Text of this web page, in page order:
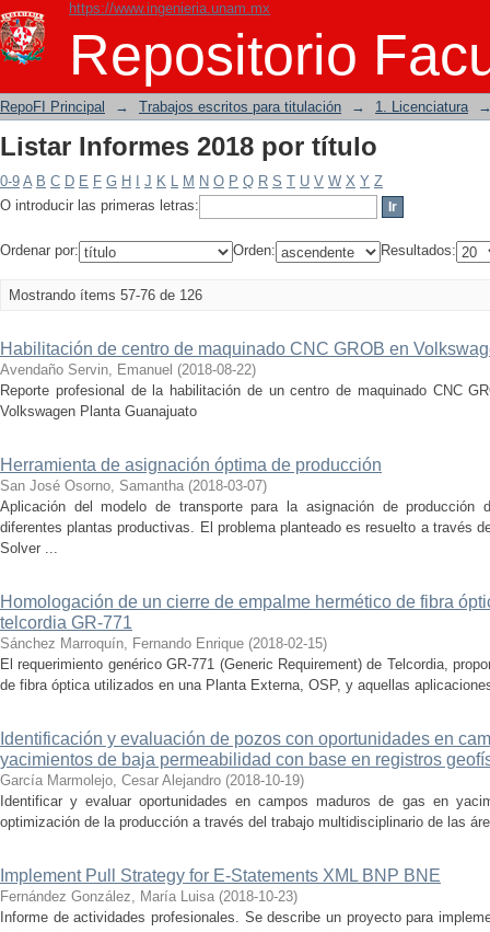
https://www.ingenieria.unam.mx
Repositorio
Listar Informes 2018 por título
RepoFI Principal → Trabajos escritos para titulación → 1. Licenciatura
Listar Informes 2018 por título
0-9 A B C D E F G H J K L M N O P Q R S T U V W X Y Z
O introducir las primeras letras:
Ordenar por: Orden: Resultados:
Mostrando ítems 57-76 de 126
Habilitación de centro de maquinado CNC GROB en
Avendaño Servin, Emanuel (2018-08-22)
Reporte profesional de la habilitación de un centro de maquinado CNC
Volkswagen Planta Guanajuato
Herramienta de asignación óptima de producción
San José Osorno, Samantha (2018-03-07)
Aplicación del modelo de transporte para la asignación de
diferentes plantas productivas. El problema planteado es resuelto a través
Solver ...
Homologación de un cierre de empalme hermético de fibra
telcordia GR-771
Sánchez Marroquín, Fernando Enrique (2018-02-15)
El requerimiento genérico GR-771 (Generic Requirement) de Telcordia,
de fibra óptica utilizados en una Planta Externa, OSP, y aquellas
Identificación y evaluación de pozos con oportunidades en
yacimientos de baja permeabilidad con base en registros
García Marmolejo, Cesar Alejandro (2018-10-19)
Identificar y evaluar oportunidades en campos maduros de gas en
optimización de la producción a través del trabajo multidisciplinario de las
Implement Pull Strategy for E-Statements XML BNP BNE
Fernández González, María Luisa (2018-10-23)
Informe de actividades profesionales. Se describe un proyecto para